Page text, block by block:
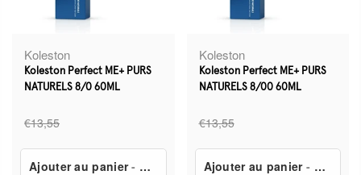
Koleston
Koleston Perfect ME+ PURS
NATURELS 8/0 60ML
€13,55
Ajouter au panier- €7,80
Koleston
Koleston Perfect ME+ PURS
NATURELS 8/00 60ML
€13,55
Ajouter au panier- €7,80